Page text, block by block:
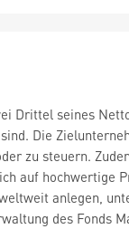
Drittel seines
Die
zu steuern.
auf hochwertige
anlegen,
des Fonds